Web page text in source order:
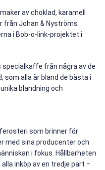
av choklad, karamell
från Johan & Nyströms
i Bob-o-link-projektet i
specialkaffe från några av de
som alla är bland de bästa i
blandning och
som brinner för
med sina producenter och
i fokus. Hållbarheten
inköp av en tredje part –